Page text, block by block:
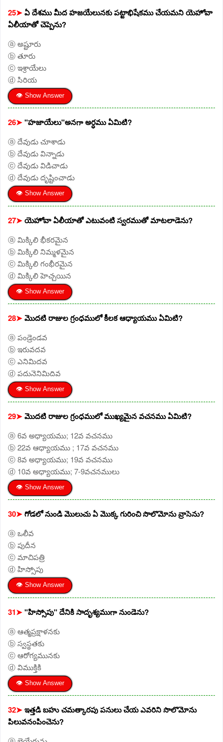
25➤ఏ దేశము మీద హజయేలునకు పట్టాభిషేకము చేయమని యెహోవా
ఏలీయాతో చెప్పెను?
ⓐ అష్టూరు
ⓑ తూరు
ⓒ ఇశ్రాయేలు
ⓓ సిరియ
👁 Show Answer
26➤"హజాయేలు"అనగా అర్ధము ఏమిటి?
ⓐ దేవుడు చూశాడు
ⓑ దేవుడు విన్నాడు
ⓒ దేవుడు విడిచాడు
ⓓ దేవుడు దృష్టించాడు
👁 Show Answer
27➤యెహోవా ఏలీయాతో ఎటువంటి స్వరముతో మాటలాడెను?
ⓐ మిక్కిలి భీకరమైన
ⓑ మిక్కిలి నిమ్మళమైన
ⓒ మిక్కిలి గంభీరమైన
ⓓ మిక్కిలి హెచ్చయిన
👁 Show Answer
28➤మొదటి రాజుల గ్రంధములో కీలక ఆధ్యాయము ఏమిటి?
ⓐ పండ్రెండవ
ⓑ ఇరువదవ
ⓒ ఎనిమిదవ
ⓓ పదునెనిమిదివ
👁 Show Answer
29➤మొదటి రాజుల గ్రంధములో ముఖ్యమైన వచనము ఏమిటి?
ⓐ 6వ అధ్యాయము; 12వ వచనము
ⓑ 22వ ఆధ్యాయము ; 17వ వచనము
ⓒ 8వ అధ్యాయము; 19వ వచనము
ⓓ 10వ అధ్యాయము; 7-9వచనములు
👁 Show Answer
30➤గోడలో నుండి మొలుచు ఏ మొక్క గురించి సొలొమోను వ్రాసెను?
ⓐ ఒలీవ
ⓑ పుదీన
ⓒ మాచిపత్రి
ⓓ హిస్సోపు
👁 Show Answer
31➤"హిస్సోపు" దేనికి సాదృశ్యముగా నుండెను?
ⓐ ఆత్మప్రక్షాళనకు
ⓑ స్వస్థతకు
ⓒ ఆరోగ్యమునకు
ⓓ విముక్తికి
👁 Show Answer
32➤ఇత్తడి బహు చమత్కారపు పనులు చేయ ఎవరిని సొలొమోను
పిలువనంపించెను?